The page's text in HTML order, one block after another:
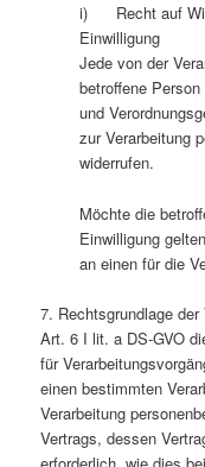
i) Recht auf
Einwilligung
Jede von der
betroffene
und
zur Verarbeitung
widerrufen.
Möchte die
Einwilligung
an einen für die
7. Rechtsgrundlage der
Art. 6 I lit. a DS-GVO
für
einen bestimmten
Verarbeitung
Vertrags, dessen
erforderlich, wie dies